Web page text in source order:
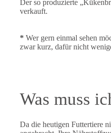
Der so produzierte
verkauft.
* Wer gern einmal sehen
zwar kurz, dafür nicht
Was muss
Da die heutigen Futtertiere